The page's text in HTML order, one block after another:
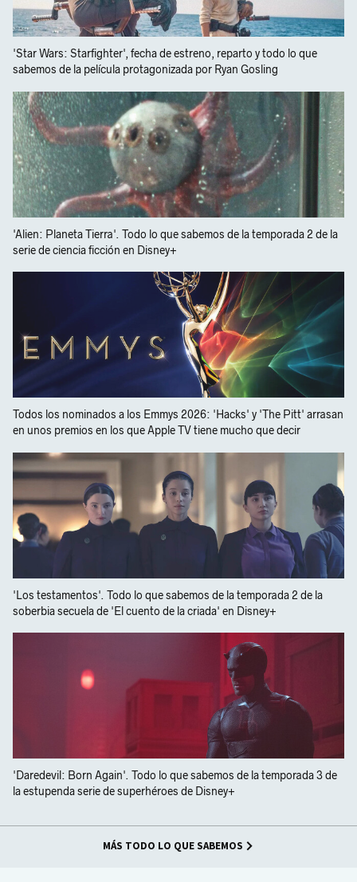
'Star Wars: Starfighter', fecha de estreno, reparto y todo lo que
sabemos de la película protagonizada por Ryan Gosling
'Alien: Planeta Tierra'. Todo lo que sabemos de la temporada 2 de la
serie de ciencia ficción en Disney+
Todos los nominados a los Emmys 2026: 'Hacks' y 'The Pitt' arrasan
en unos premios en los que Apple TV tiene mucho que decir
'Los testamentos'. Todo lo que sabemos de la temporada 2 de la
soberbia secuela de 'El cuento de la criada' en Disney+
'Daredevil: Born Again'. Todo lo que sabemos de la temporada 3 de
la estupenda serie de superhéroes de Disney+
MÁS TODO LO QUE SABEMOS